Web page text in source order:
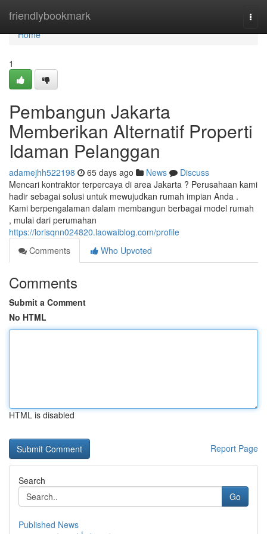
friendlybookmark
Home
Home
1
Pembangun Jakarta
Memberikan Alternatif Properti
Idaman Pelanggan
adamejhh522198 65 days ago News
Discuss
Mencari kontraktor terpercaya di area Jakarta ? Perusahaan kami
hadir sebagai solusi untuk mewujudkan rumah impian Anda .
Kami berpengalaman dalam membangun berbagai model rumah
, mulai dari perumahan
https://lorisqnn024820.laowaiblog.com/profile
Comments
Who Upvoted
Comments
Submit a Comment
No HTML
HTML is disabled
Report Page
Search
Go
Published News